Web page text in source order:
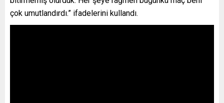
çok umutlandırdı.” ifadelerini kullandı.